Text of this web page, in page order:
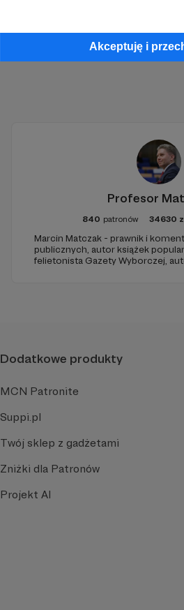
Akceptuję i
Profesor
840 patronów 34630
Marcin Matczak - prawnik i
publicznych, autor książek
felietonista Gazety Wyborczej,
Dodatkowe produkty
MCN Patronite
Suppi.pl
Twój sklep z gadżetami
Zniżki dla Patronów
Projekt AI